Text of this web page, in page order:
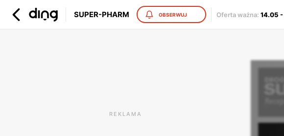
SUPER-PHARM OBSERWUJ Oferta ważna: 14.05 -
REKLAMA